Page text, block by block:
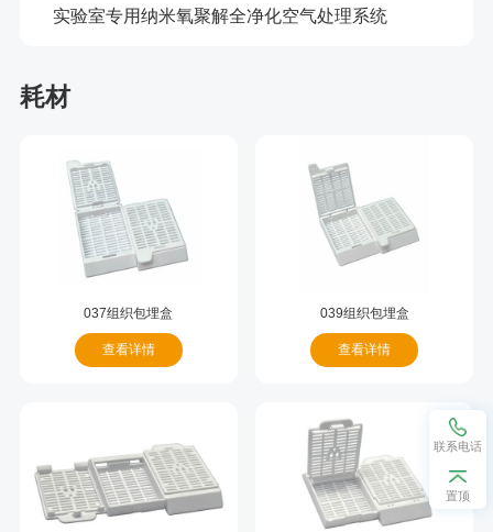
实验室专用纳米氧聚解全净化空气处理系统
耗材
037组织包埋盒
查看详情
039组织包埋盒
查看详情
联系电话
置顶